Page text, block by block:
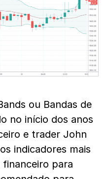
ou Bandas de
no início dos anos
e trader John
indicadores mais
para